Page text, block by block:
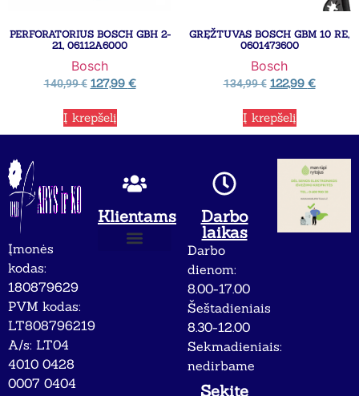
PERFORATORIUS BOSCH GBH 2-
21, 06112A6000
Bosch
140,99€ 127,99 €
Į krepšelį
GRĘŽTUVAS BOSCH GBM 10 RE,
0601473600
Bosch
134,99€ 122,99 €
Į krepšelį
Įmonės
kodas:
180879629
PVM kodas:
LT808796219
A/s: LT04
4010 0428
0007 0404
Klientams
Darbo
laikas
Darbo
dienom:
8.00-17.00
Šeštadieniais
8.30-12.00
Sekmadieniais:
nedirbame
Sekite